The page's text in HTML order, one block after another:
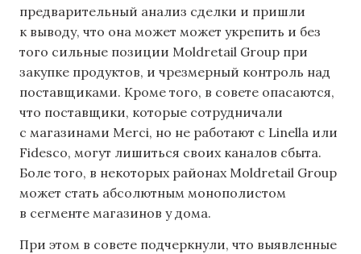
предварительный анализ сделки и пришли
к выводу, что она может может укрепить и без
того сильные позиции Moldretail Group при
закупке продуктов, и чрезмерный контроль над
поставщиками. Кроме того, в совете опасаются,
что поставщики, которые сотрудничали
с магазинами Merci, но не работают с Linella или
Fidesco, могут лишиться своих каналов сбыта.
Боле того, в некоторых районах Moldretail Group
может стать абсолютным монополистом
в сегменте магазинов у дома.
При этом в совете подчеркнули, что выявленные